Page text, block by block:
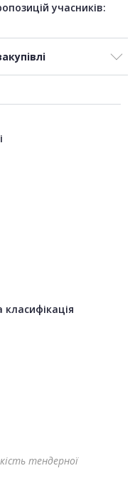
учасників:
тендерної